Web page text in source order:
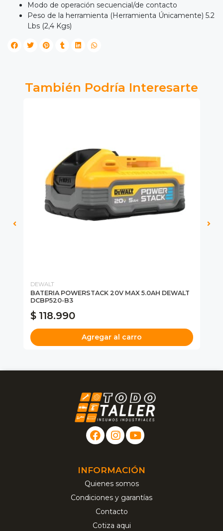
Modo de operación secuencial/de contacto
Peso de la herramienta (Herramienta Únicamente) 5.2
Lbs (2,4 Kgs)
También Podría Interesarte
DEWALT
BATERIA POWERSTACK 20V MAX 5.0AH DEWALT
DCBP520-B3
$ 118.990
Agregar al carro
INFORMACIÓN
Quienes somos
Condiciones y garantías
Contacto
Cotiza aqui